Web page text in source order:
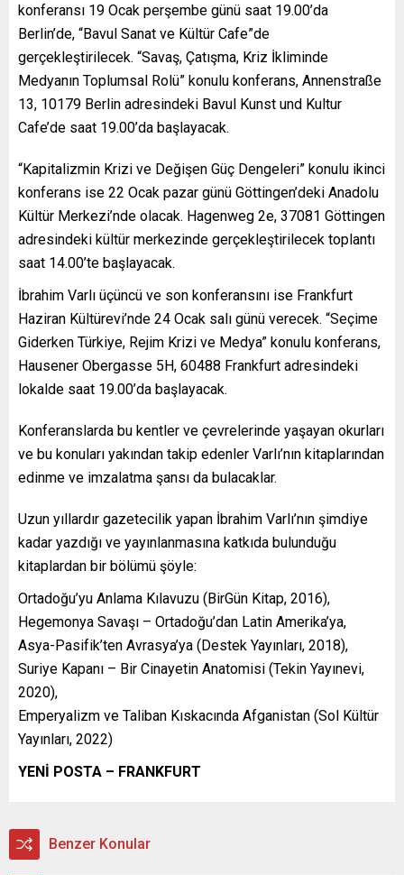
konferansı 19 Ocak perşembe günü saat 19.00’da
Berlin’de, “Bavul Sanat ve Kültür Cafe”de
gerçekleştirilecek. “Savaş, Çatışma, Kriz İkliminde
Medyanın Toplumsal Rolü” konulu konferans, Annenstraße
13, 10179 Berlin adresindeki Bavul Kunst und Kultur
Cafe’de saat 19.00’da başlayacak.
“Kapitalizmin Krizi ve Değişen Güç Dengeleri” konulu ikinci
konferans ise 22 Ocak pazar günü Göttingen’deki Anadolu
Kültür Merkezi’nde olacak. Hagenweg 2e, 37081 Göttingen
adresindeki kültür merkezinde gerçekleştirilecek toplantı
saat 14.00’te başlayacak.
İbrahim Varlı üçüncü ve son konferansını ise Frankfurt
Haziran Kültürevi’nde 24 Ocak salı günü verecek. “Seçime
Giderken Türkiye, Rejim Krizi ve Medya” konulu konferans,
Hausener Obergasse 5H, 60488 Frankfurt adresindeki
lokalde saat 19.00’da başlayacak.
Konferanslarda bu kentler ve çevrelerinde yaşayan okurları
ve bu konuları yakından takip edenler Varlı’nın kitaplarından
edinme ve imzalatma şansı da bulacaklar.
Uzun yıllardır gazetecilik yapan İbrahim Varlı’nın şimdiye
kadar yazdığı ve yayınlanmasına katkıda bulunduğu
kitaplardan bir bölümü şöyle:
Ortadoğu’yu Anlama Kılavuzu (BirGün Kitap, 2016),
Hegemonya Savaşı – Ortadoğu’dan Latin Amerika’ya,
Asya-Pasifik’ten Avrasya’ya (Destek Yayınları, 2018),
Suriye Kapanı – Bir Cinayetin Anatomisi (Tekin Yayınevi,
2020),
Emperyalizm ve Taliban Kıskacında Afganistan (Sol Kültür
Yayınları, 2022)
YENİ POSTA – FRANKFURT
Benzer Konular